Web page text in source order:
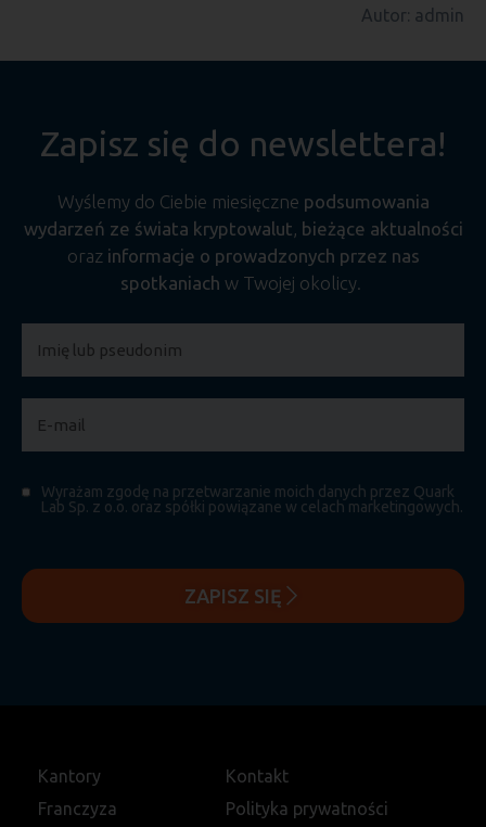
Autor: admin
Zapisz się do newslettera!
Wyślemy do Ciebie miesięczne podsumowania
wydarzeń ze świata kryptowalut, bieżące aktualności
oraz informacje o prowadzonych przez nas
spotkaniach w Twojej okolicy.
Wyrażam zgodę na przetwarzanie moich danych przez Quark
Lab Sp. z o.o. oraz spółki powiązane w celach marketingowych.
ZAPISZ SIĘ
Kantory
Franczyza
Kontakt
Polityka prywatności